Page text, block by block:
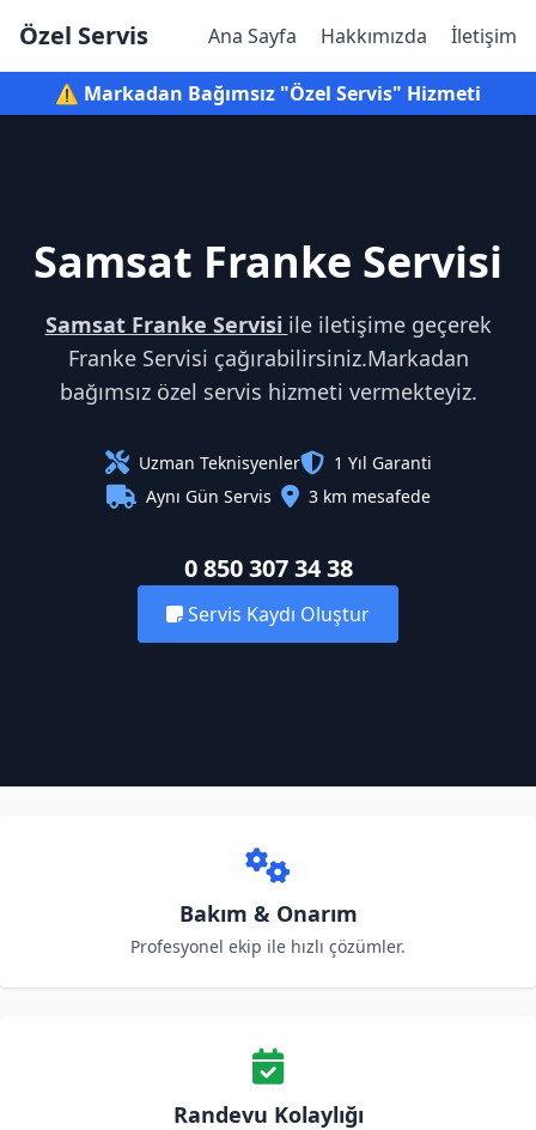
Özel Servis Ana Sayfa Hakkımızda İletişim
⚠️ Markadan Bağımsız "Özel Servis" Hizmeti
Samsat Franke Servisi
Samsat Franke Servisi ile iletişime geçerek
Franke Servisi çağırabilirsiniz.Markadan
bağımsız özel servis hizmeti vermekteyiz.
Uzman Teknisyenler
1 Yıl Garanti
Aynı Gün Servis
3 km mesafede
0 850 307 34 38
Servis Kaydı Oluştur
Bakım & Onarım
Profesyonel ekip ile hızlı çözümler.
Randevu Kolaylığı